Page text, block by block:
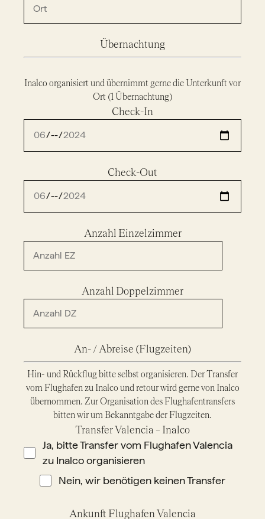
Übernachtung
Inalco organisiert und übernimmt gerne die Unterkunft vor
Ort (1 Übernachtung)
Check-In
Check-Out
Anzahl Einzelzimmer
Anzahl Doppelzimmer
An- / Abreise (Flugzeiten)
Hin- und Rückflug bitte selbst organisieren. Der Transfer
vom Flughafen zu Inalco und retour wird gerne von Inalco
übernommen. Zur Organisation des Flughafentransfers
bitten wir um Bekanntgabe der Flugzeiten.
Transfer Valencia – Inalco
Ja, bitte Transfer vom Flughafen Valencia
zu Inalco organisieren
Nein, wir benötigen keinen Transfer
Ankunft Flughafen Valencia